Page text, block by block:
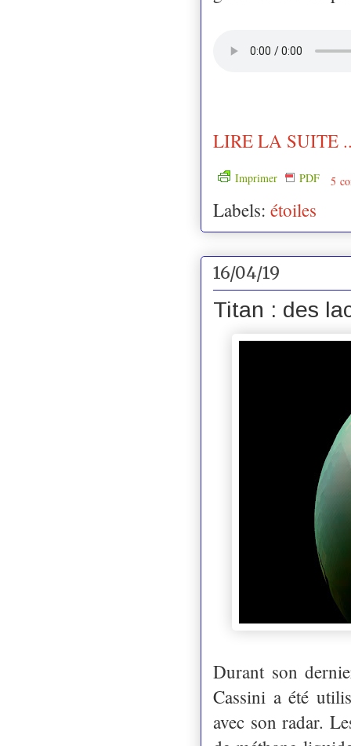
LIRE LA SUITE
Imprimer PDF 5
Labels: étoiles
16/04/19
Titan : des
Durant son
Cassini a été
avec son radar.